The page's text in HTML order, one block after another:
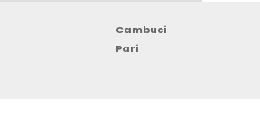
Cambuci
Pari